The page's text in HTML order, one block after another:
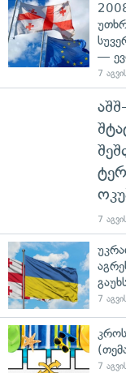
—
7
7
7
7